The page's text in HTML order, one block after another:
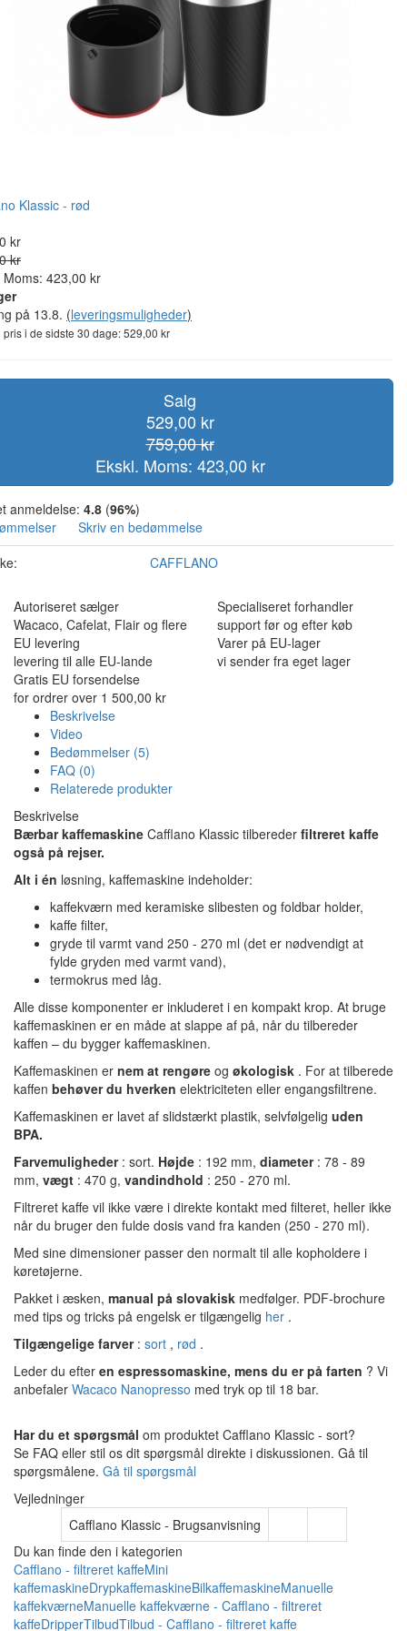
kr
kr
Moms: 423,00 kr
på 13.8. (leveringsmuligheder)
pris i de sidste 30 dage: 529,00 kr
Salg
529,00 kr
759,00 kr
Ekskl. Moms: 423,00 kr
anmeldelse: 4.8 (96%)
Skriv en bedømmelse
CAFFLANO
Autoriseret sælger
Wacaco, Cafelat, Flair og flere
Specialiseret forhandler
support før og efter køb
EU levering
levering til alle EU-lande
Varer på EU-lager
vi sender fra eget lager
Gratis EU forsendelse
for ordrer over 1 500,00 kr
Beskrivelse
Video
Bedømmelser (5)
FAQ (0)
Relaterede produkter
Beskrivelse
Bærbar kaffemaskine Cafflano Klassic tilbereder filtreret kaffe
også på rejser.
Alt i én løsning, kaffemaskine indeholder:
kaffekværn med keramiske slibesten og foldbar holder,
kaffe filter,
gryde til varmt vand 250 - 270 ml (det er nødvendigt at
fylde gryden med varmt vand),
termokrus med låg.
Alle disse komponenter er inkluderet i en kompakt krop. At bruge
kaffemaskinen er en måde at slappe af på, når du tilbereder
kaffen – du bygger kaffemaskinen.
Kaffemaskinen er nem at rengøre og økologisk . For at tilberede
kaffen behøver du hverken elektriciteten eller engangsfiltrene.
Kaffemaskinen er lavet af slidstærkt plastik, selvfølgelig uden
BPA.
Farvemuligheder: sort. Højde : 192 mm, diameter: 78 - 89
mm, vægt : 470 g, vandindhold : 250 - 270 ml.
Filtreret kaffe vil ikke være i direkte kontakt med filteret, heller ikke
når du bruger den fulde dosis vand fra kanden (250 - 270 ml).
Med sine dimensioner passer den normalt til alle kopholdere i
køretøjerne.
Pakket i æsken, manual på slovakisk medfølger. PDF-brochure
med tips og tricks på engelsk er tilgængelig her .
Tilgængelige farver: sort , rød .
Leder du efter en espressomaskine, mens du er på farten ? Vi
anbefaler Wacaco Nanopresso med tryk op til 18 bar.
Har du et spørgsmål om produktet Cafflano Klassic - sort?
Se FAQ eller stil os dit spørgsmål direkte i diskussionen. Gå til
spørgsmålene. Gå til spørgsmål
Vejledninger
Cafflano Klassic - Brugsanvisning
Du kan finde den i kategorien
Cafflano - filtreret kaffeMini
kaffemaskineDrypkaffemaskineBilkaffemaskineManuelle
kaffekværneManuelle kaffekværne - Cafflano - filtreret
kaffeDripperTilbudTilbud - Cafflano - filtreret kaffe